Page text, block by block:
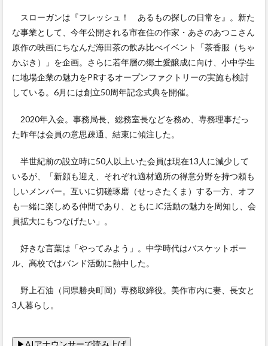
スローガンは『フレッシュ！ あるもの探しの日常を』。新た
な事業として、今年公開される市在住の作家・あさのあつこさん
原作の映画にちなんだ海田茶の飲み比べイベント「茶香服（ちゃ
かぶき）」を企画。さらに若年層の郷土愛醸成に向け、小中学生
に地場企業の魅力をPRするオープンファクトリーの実施も検討
している。6月には創立50周年記念式典を開催。
2020年入会。事務局長、総務室長などを務め、専務理事だっ
た昨年は会員の意思疎通、結束に傾注した。
半世紀前の設立時に50人以上いた会員は現在13人に減少して
いるが、「新顔も迎え、それぞれ適材適所の得意分野を持つ頼も
しいメンバー。互いに切磋琢磨（せっさたくま）する一方、オフ
も一緒に楽しめる仲間であり、ともにJC活動の魅力を周知し、会
員拡大にもつなげたい」。
好きな言葉は「やってみよう」。中学時代はバスケットボー
ル、高校ではバンド活動に熱中した。
野上石油（同県勝央町岡）専務取締役。美作市内に妻、長女と
3人暮らし。